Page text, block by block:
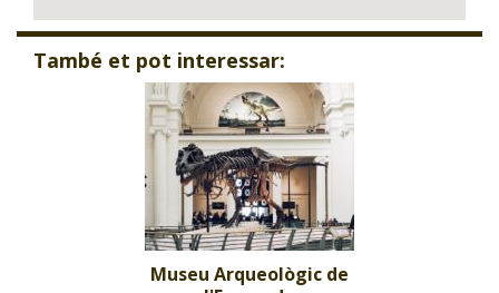
També et pot interessar:
Museu Arqueològic de